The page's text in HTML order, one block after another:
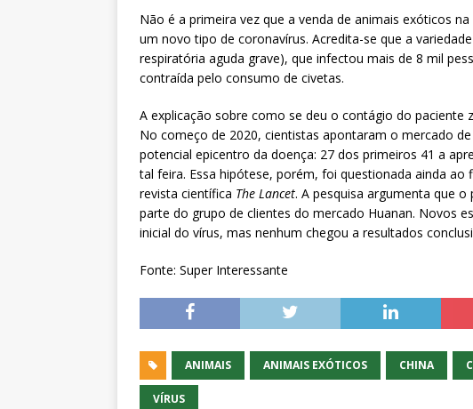
Não é a primeira vez que a venda de animais exóticos
um novo tipo de coronavírus. Acredita-se que a
respiratória aguda grave), que infectou mais de 8 mil
contraída pelo consumo de civetas.
A explicação sobre como se deu o contágio do
No começo de 2020, cientistas apontaram o mercado
potencial epicentro da doença: 27 dos primeiros 41 a
tal feira. Essa hipótese, porém, foi questionada ainda
revista científica The Lancet. A pesquisa argumenta que
parte do grupo de clientes do mercado Huanan. Novos
inicial do vírus, mas nenhum chegou a resultados
Fonte: Super Interessante
ANIMAIS ANIMAIS EXÓTICOS CHINA
VÍRUS